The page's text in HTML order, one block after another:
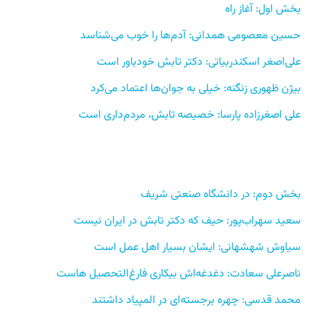
بخش اول: آغاز راه
حسین معصومی همدانی: آدم‌ها را خوب می‌شناسد
علی‌اصغر اسکندربیاتی: دکتر تابش خودباور است
بیژن ظهوری زنگنه: خیلی به جوان‌ها اعتماد می‌کرد
علی اصغرزاده پارسا: خصیصه تابش، مردم‌داری است
بخش دوم: در دانشگاه صنعتی شریف
سعید سهراب‌پور: حیف که دکتر تابش در ایران نیست
سیاوش شهشهانی: ایشان بسیار اهل عمل است
ناصرعلی سعادت: دغدغه‌اش بیکاری فارغ‌التحصیل هاست
محمد قدسی: چهره برجسته‌ای در المپیاد داشتند